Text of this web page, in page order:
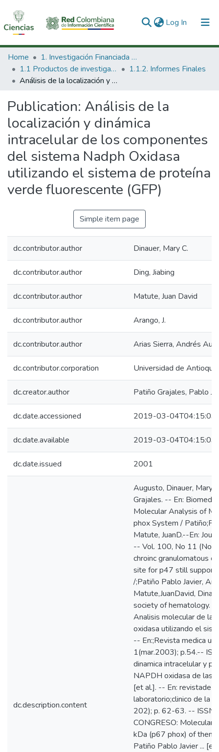
Log In (current)
Communities & Collections
All of DSpace
Home
1. Investigación Financiada con Recursos Públicos
1.1 Productos de investigación
1.1.2. Informes Finales
Análisis de la localización y dinámica intracelular de los componentes del sistema Nadph Oxidasa utilizando el sistema de proteína verde fluorescente (GFP)
Publication: Análisis de la
localización y dinámica
intracelular de los componentes
del sistema Nadph Oxidasa
utilizando el sistema de proteína
verde fluorescente (GFP)
Simple item page
dc.contributor.author Dinauer, Mary C.
dc.contributor.author Ding, Jiabing
dc.contributor.author Matute, Juan David
dc.contributor.author Arango, J.
dc.contributor.author Arias Sierra, Andrés
dc.contributor.corporation Universidad de
dc.creator.author Patiño Grajales, Pablo
dc.date.accessioned 2019-03-
dc.date.available 2019-03-
dc.date.issued 2001
dc.description.content
Augusto, Dinauer, Mary,
Grajales. -- En:
Molecular Analysis of
phox System /
Matute, JuanD.--En:
-- Vol. 100, No 11
chroinc granulomatous
site for p47 still
/;Patiño Pablo Javier,
Matute,JuanDavid,
society of hematology.
Analisis molecular de la
oxidasa utilizando el
-- En:;Revista medica
1(mar.2003); p.54.--
dinamica intracelular y
NAPDH oxidasa de las
[et al.]. -- En: revistade
laboratorio;clinico de la
202); p. 62-63. -- ISSN
CONGRESO:
kDa (p67 phox) of
Patiño Pablo Javier ...